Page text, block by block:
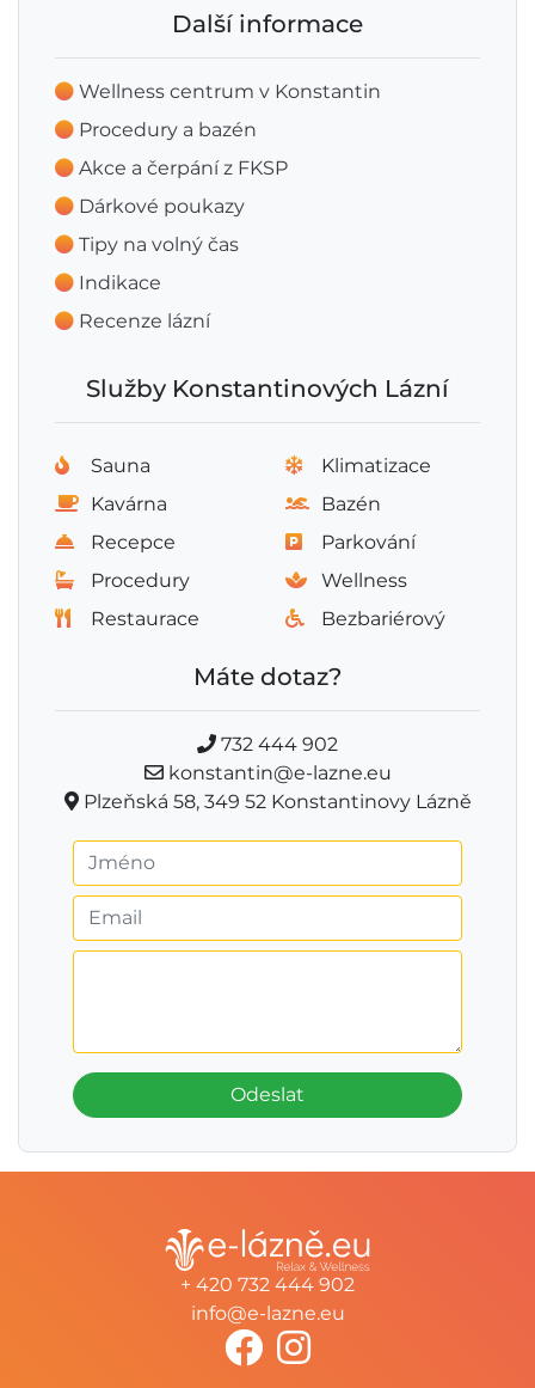
Další informace
Wellness centrum v Konstantin
Procedury a bazén
Akce a čerpání z FKSP
Dárkové poukazy
Tipy na volný čas
Indikace
Recenze lázní
Služby Konstantinových Lázní
Sauna
Klimatizace
Kavárna
Bazén
Recepce
Parkování
Procedury
Wellness
Restaurace
Bezbariérový
Máte dotaz?
732 444 902
konstantin@e-lazne.eu
Plzeňská 58, 349 52 Konstantinovy Lázně
Odeslat
+ 420 732 444 902
info@e-lazne.eu